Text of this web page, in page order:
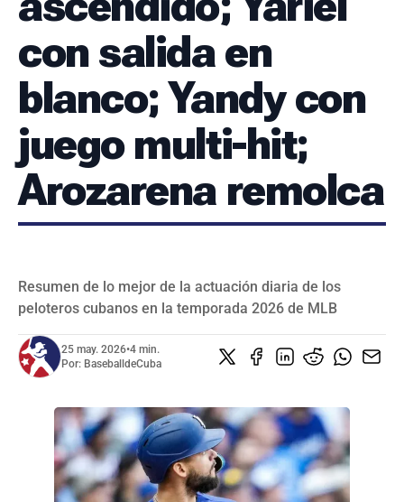
VIDEOS
con salida en
blanco; Yandy con
juego multi-hit;
Arozarena remolca
Resumen de lo mejor de la actuación diaria de los
peloteros cubanos en la temporada 2026 de MLB
25 may. 2026•4 min.
Por: BaseballdeCuba